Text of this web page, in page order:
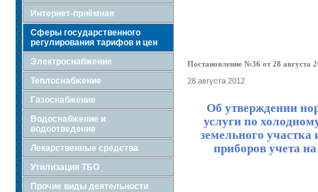
Интернет-приёмная
Сферы государственного
регулирования тарифов и цен
Электроснабжение
Теплоснабжение
Газоснабжение
Водоснабжение и
водоотведение
Лекарственные средства
Утилизация ТБО
Прочие виды деятельности
Постановление №36 от 28 августа
28 августа 2012
Об утверждении
услуги по
земельного участка
приборов учета